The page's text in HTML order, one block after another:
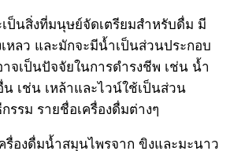
ป็นสิ่งที่มนุษย์จัดเตรียมสำหรับดื่ม มี
หลว และมักจะมีน้ำเป็นส่วนประกอบ
จเป็นปัจจัยในการดำรงชีพ เช่น น้ำ
เช่น เหล้าและไวน์ใช้เป็นส่วน
รรม รายชื่อเครื่องดื่มต่างๆ
รื่องดื่มน้ำสมุนไพรจาก ขิงและมะนาว